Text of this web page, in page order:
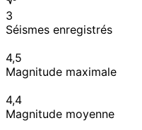
3
Séismes enregistrés
4,5
Magnitude maximale
4,4
Magnitude moyenne